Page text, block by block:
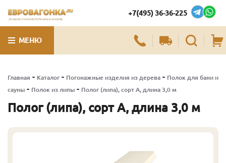
ЛУЧШИЕ ПИЛОМАТЕРИАЛЫ В МОСКВЕ
+7(495) 36-36-225
МЕНЮ
Главная - Каталог - Погонажные изделия из дерева - Полок для бани и
сауны - Полок из липы - Полог (липа), сорт А, длина 3,0 м
Полог (липа), сорт А, длина 3,0 м